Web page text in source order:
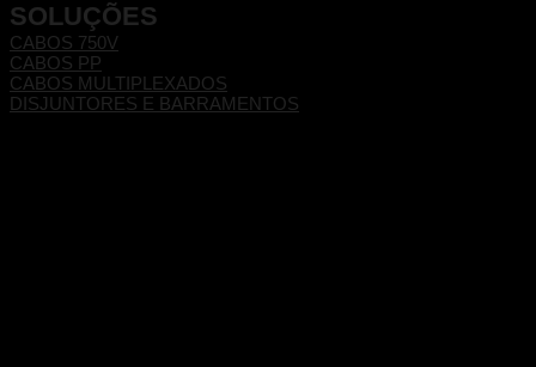
SOLUÇÕES
CABOS 750V
CABOS PP
CABOS MULTIPLEXADOS
DISJUNTORES E BARRAMENTOS